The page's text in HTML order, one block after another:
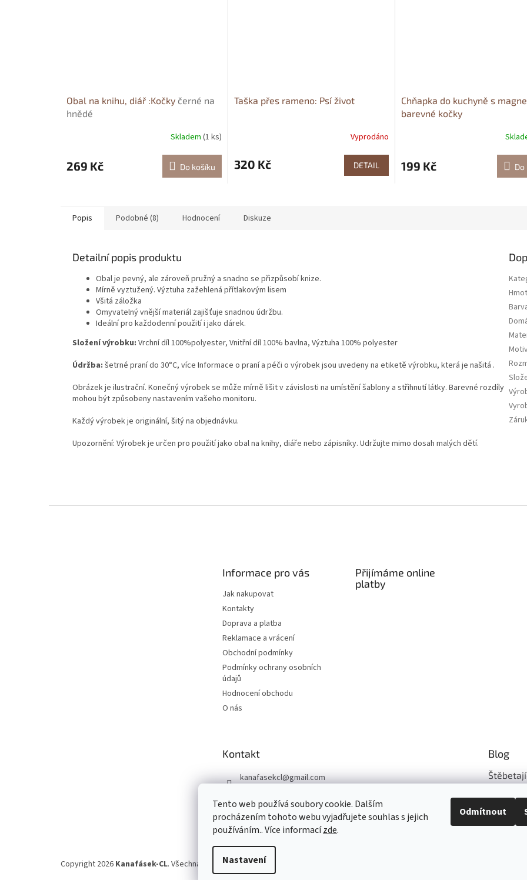
Tento web používá soubory cookie. Dalším
procházením tohoto webu vyjadřujete souhlas s jejich
používáním.. Více informacízde.
Nastavení
Odmítnout
Obal na knihu, diář :Kočky černé na
hnědé
Skladem (1 ks)
269 Kč Do košíku
Taška přes rameno: Psí život
Vyprodáno
320 Kč DETAIL
Chňapka do kuchyně s
barevné kočky
199 Kč Do
Popis Podobné (8) Hodnocení Diskuze
Detailní popis produktu
Obal je pevný, ale zároveň pružný a snadno se přizpůsobí knize.
Mírně vyztužený. Výztuha zažehlená přítlakovým lisem
Všitá záložka
Omyvatelný vnější materiál zajišťuje snadnou údržbu.
Ideální pro každodenní použití i jako dárek.
Složení výrobku: Vrchní díl 100%polyester, Vnitřní díl 100% bavlna, Výztuha 100% polyester
Údržba: šetrné praní do 30°C, více Informace o praní a péči o výrobek jsou uvedeny na etiketě výrobku, která je našitá .
Obrázek je ilustrační. Konečný výrobek se může mírně lišit v závislosti na umístění šablony a střihnutí látky. Barevné rozdíly
mohou být způsobeny nastavením vašeho monitoru.
Každý výrobek je originální, šitý na objednávku.
Upozornění: Výrobek je určen pro použití jako obal na knihy, diáře nebo zápisníky. Udržujte mimo dosah malých dětí.
Informace pro vás
Jak nakupovat
Kontakty
Doprava a platba
Reklamace a vrácení
Obchodní podmínky
Podmínky ochrany osobních
údajů
Hodnocení obchodu
O nás
Přijímáme online
platby
Kontakt
kanafasekcl@gmail.com
Kanafásek-CL
Blog
Šijeme z
ARCHIV
Copyright 2026 Kanafásek-CL. Všechna práva vyhrazena.